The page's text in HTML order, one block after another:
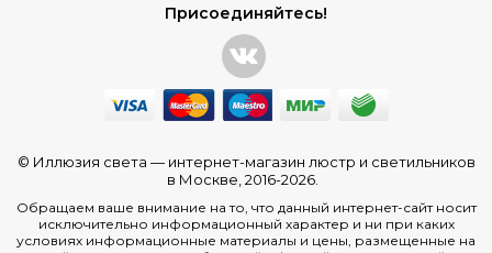
Присоединяйтесь!
© Иллюзия света — интернет-магазин люстр и светильников
в Москве , 2016-2026.
Обращаем ваше внимание на то, что данный интернет-сайт носит
исключительно информационный характер и ни при каких
условиях информационные материалы и цены, размещенные на